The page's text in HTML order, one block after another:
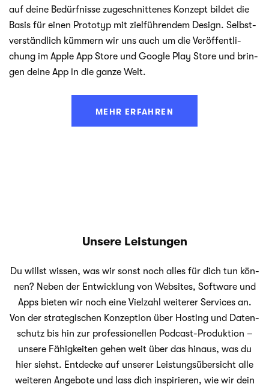
auf deine Bedürf­nisse zuge­schnit­te­nes Kon­zept bil­det die
Basis für einen Pro­to­typ mit ziel­füh­ren­dem Design. Selbst­
ver­ständ­lich küm­mern wir uns auch um die Ver­öf­fent­li­
chung im Apple App Store und Google Play Store und brin­
gen deine App in die ganze Welt.
MEHR ERFAHREN
Unsere Leistungen
Du willst wis­sen, was wir sonst noch alles für dich tun kön­
nen? Neben der Ent­wick­lung von Web­sites, Soft­ware und
Apps bie­ten wir noch eine Viel­zahl wei­te­rer Ser­vices an.
Von der stra­te­gi­schen Kon­zep­tion über Hos­ting und Daten­
schutz bis hin zur pro­fes­sio­nel­len Podcast-Produktion –
unsere Fähig­kei­ten gehen weit über das hin­aus, was du
hier siehst. Ent­de­cke auf unse­rer Leis­tungs­über­sicht alle
wei­te­ren Ange­bote und lass dich inspi­rie­ren, wie wir dein